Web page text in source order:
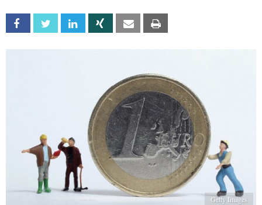
Facebook Twitter Linkedin Xing Email
Getty Images